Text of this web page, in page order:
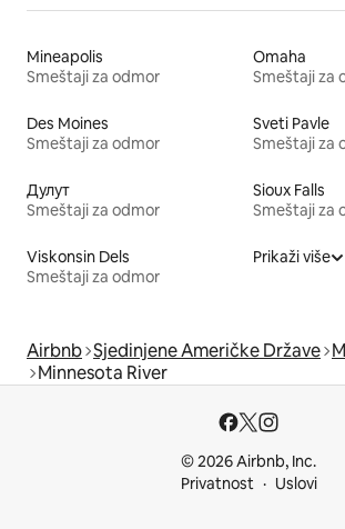
Mineapolis
Smeštaji za odmor
Omaha
Smeštaji za
Des Moines
Smeštaji za odmor
Sveti Pavle
Smeštaji za
Дулут
Smeštaji za odmor
Sioux Falls
Smeštaji za
Viskonsin Dels
Smeštaji za odmor
Prikaži više
Airbnb Sjedinjene Američke Države
Minnesota River
© 2026 Airbnb, Inc.
Privatnost
Uslovi